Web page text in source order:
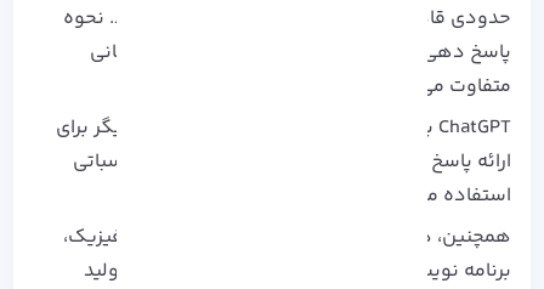
حدودی قادر به پاسخگویی سوالات شما می باشد. نحوه
پاسخ دهی این ابزار به سوالات کاربران با زبان انسانی
متفاوت می باشد.
ChatGPT با اتصال کلمات به گونه معنادار به یکدیگر برای
ارائه پاسخ از داده ها، اطلاعات و تکنیگ های محاسباتی
استفاده می کند.
همچنین، در زمینه پاسخدهی به سوالات ریاضی، فیزیک،
برنامه نویسی، منتشر کردن پست های اجتماعی، تولید